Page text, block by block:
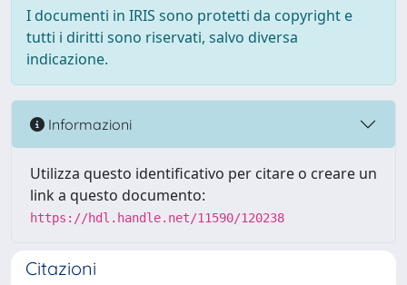
I documenti in IRIS sono protetti da copyright e
tutti i diritti sono riservati, salvo diversa
indicazione.
Informazioni
Utilizza questo identificativo per citare o creare un
link a questo documento:
https://hdl.handle.net/11590/120238
Citazioni